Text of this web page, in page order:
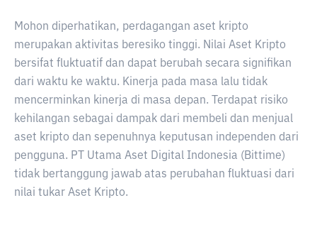
Mohon diperhatikan, perdagangan aset kripto
merupakan aktivitas beresiko tinggi. Nilai Aset Kripto
bersifat fluktuatif dan dapat berubah secara signifikan
dari waktu ke waktu. Kinerja pada masa lalu tidak
mencerminkan kinerja di masa depan. Terdapat risiko
kehilangan sebagai dampak dari membeli dan menjual
aset kripto dan sepenuhnya keputusan independen dari
pengguna. PT Utama Aset Digital Indonesia (Bittime)
tidak bertanggung jawab atas perubahan fluktuasi dari
nilai tukar Aset Kripto.